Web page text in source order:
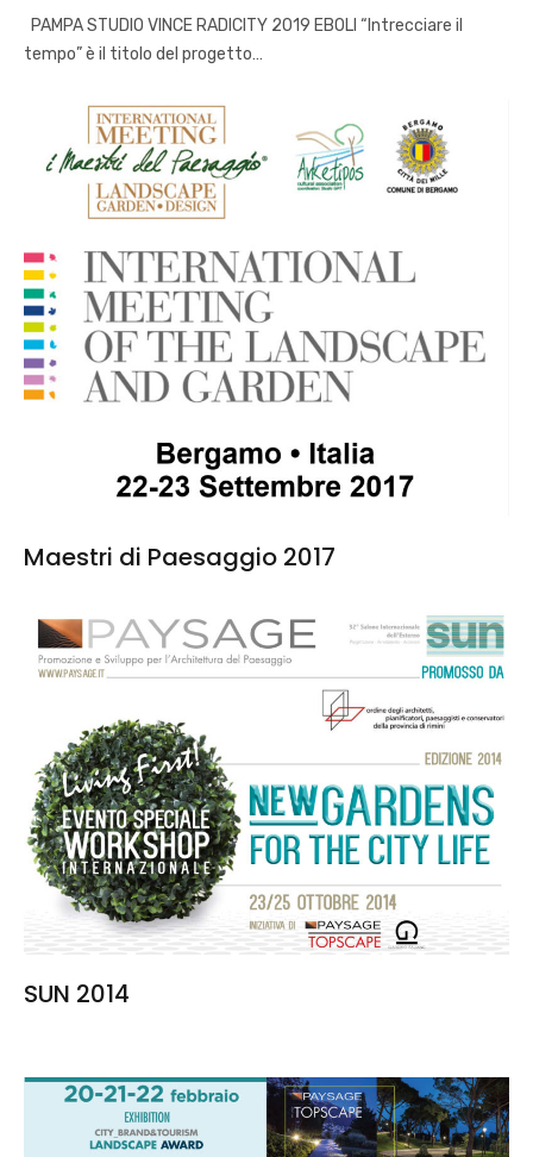
PAMPA STUDIO VINCE RADICITY 2019 EBOLI “Intrecciare il
tempo” è il titolo del progetto…
Maestri di Paesaggio 2017
SUN 2014